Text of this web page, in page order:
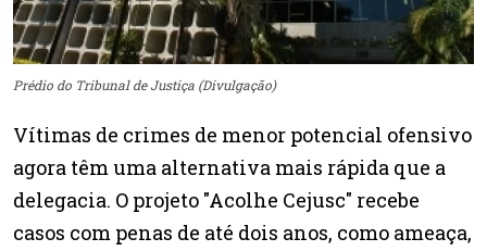
Prédio do Tribunal de Justiça (Divulgação)
Vítimas de crimes de menor potencial ofensivo
agora têm uma alternativa mais rápida que a
delegacia. O projeto "Acolhe Cejusc" recebe
casos com penas de até dois anos, como ameaça,